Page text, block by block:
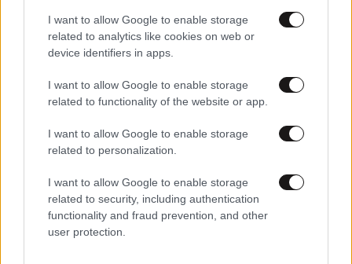
I want to allow Google to enable storage
related to analytics like cookies on web or
device identifiers in apps.
I want to allow Google to enable storage
related to functionality of the website or app.
I want to allow Google to enable storage
related to personalization.
I want to allow Google to enable storage
related to security, including authentication
functionality and fraud prevention, and other
user protection.
LIFESTYLE 2 ω. πριν
φιλιά με τον Βύρωνα Βασιλειάδη: «Καμία στιγμή
ευτυχίας δεδομένη»